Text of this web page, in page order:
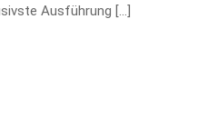
Ausführung […]